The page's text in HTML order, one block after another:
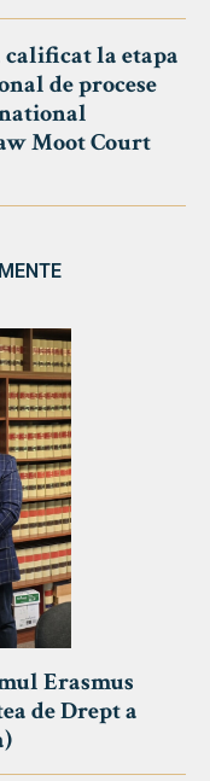
la etapa
de procese
Moot Court
Erasmus
de Drept a